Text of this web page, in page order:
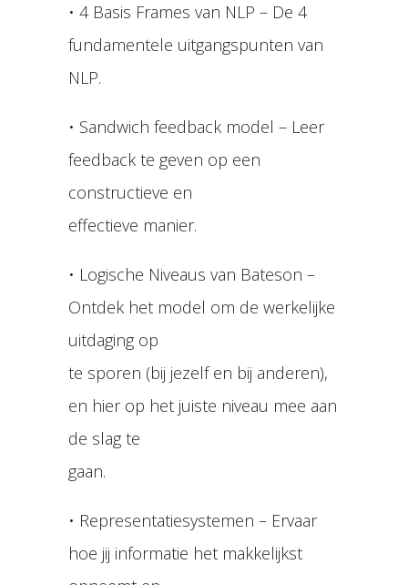
• 4 Basis Frames van NLP – De 4
fundamentele uitgangspunten van
NLP.
• Sandwich feedback model – Leer
feedback te geven op een
constructieve en
effectieve manier.
• Logische Niveaus van Bateson –
Ontdek het model om de werkelijke
uitdaging op
te sporen (bij jezelf en bij anderen),
en hier op het juiste niveau mee aan
de slag te
gaan.
• Representatiesystemen – Ervaar
hoe jij informatie het makkelijkst